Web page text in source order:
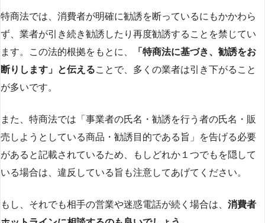
特商法では、消費者が明確に勧誘を断っているにもかかわら
ず、業者が引き続き勧誘したり再度勧誘することを禁じてい
ます。この法的根拠をもとに、
「特商法に基づき、勧誘をお
断りします」と伝えることで、多くの業者は引き下がること
が多いです​​。
また、特商法では「事業者の氏名・勧誘を行う者の氏名・販
売しようとしている商品・勧誘目的である旨」を告げる必要
があると記載されているため、もしどれか１つでもを隠して
いる場合は、違反している旨も注意してあげてください。
もし、それでも相手の営業や迷惑電話が続く場合は、 消費者